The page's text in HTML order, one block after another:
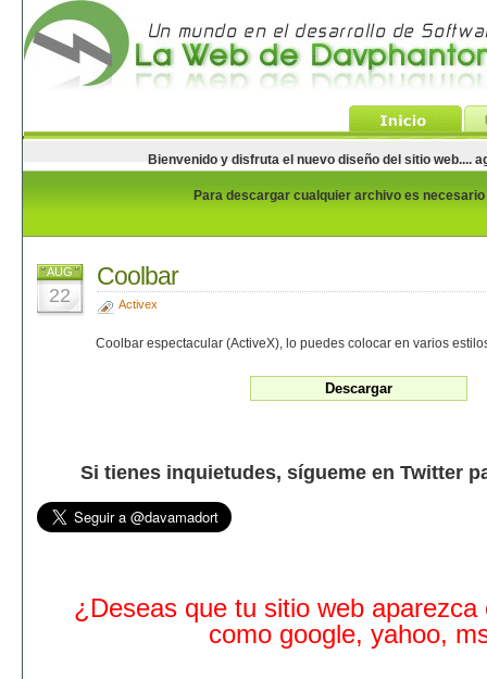
Bienvenido y disfruta el nuevo diseño del sitio web....
Para descargar cualquier archivo es
AUG
22
Coolbar
Activex
Coolbar espectacular (ActiveX), lo puedes colocar en varios
Si tienes inquietudes, sígueme en Twitter
¿Deseas que tu sitio web aparezca
como google, yahoo,